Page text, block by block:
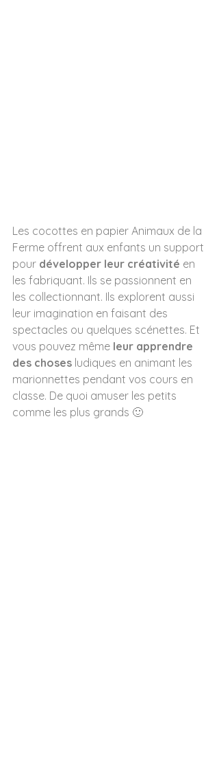
Les cocottes en papier Animaux de la
Ferme offrent aux enfants un support
pour développer leur créativité en
les fabriquant. Ils se passionnent en
les collectionnant. Ils explorent aussi
leur imagination en faisant des
spectacles ou quelques scénettes. Et
vous pouvez même leur apprendre
des choses ludiques en animant les
marionnettes pendant vos cours en
classe. De quoi amuser les petits
comme les plus grands 🙂